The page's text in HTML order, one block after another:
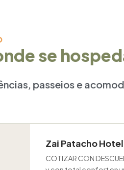
se
passeios e
Zai Patacho
COTIZAR CON